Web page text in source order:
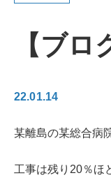
【ブロ
22.01.14
某離島の某総合病
工事は残り20％ほ